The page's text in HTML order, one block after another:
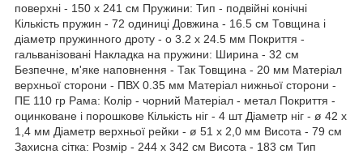
поверхні - 150 х 241 см Пружини: Тип - подвійні конічні
Кількість пружин - 72 одиниці Довжина - 16.5 см Товщина і
діаметр пружинного дроту - o 3.2 x 24.5 мм Покриття -
гальванізовані Накладка на пружини: Ширина - 32 см
Безпечне, м'яке наповнення - Так Товщина - 20 мм Матеріал
верхньої сторони - ПВХ 0.35 мм Матеріал нижньої сторони -
ПЕ 110 гр Рама: Колір - чорний Матеріал - метал Покриття -
оцинковане і порошкове Кількість ніг - 4 шт Діаметр ніг - ø 42 x
1,4 мм Діаметр верхньої рейки - ø 51 x 2,0 мм Висота - 79 см
Захисна сітка: Розмір - 244 х 342 см Висота - 183 см Тип